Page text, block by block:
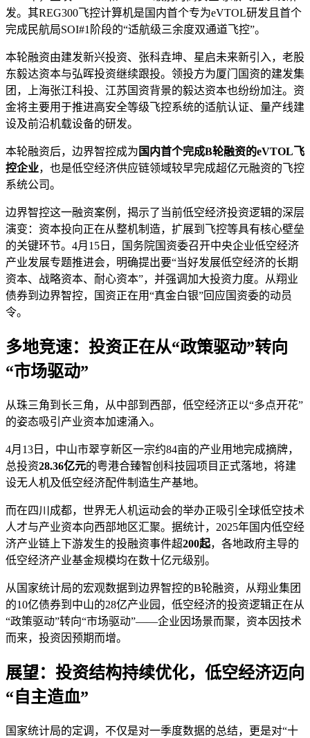
发。其REG300飞控计算机是国内首个专为eVTOL研发且首个
完成民航局SOI#1阶段的“适航级三余度双通道飞控”。
本轮融资由建发新兴投资、张科垚坤、星启未来新引入，老股
东毅达资本与弘晖投资继续跟投。领投方为厦门国资的建发集
团，上海张江科投、江苏国资背景的毅达资本也纷纷加注。资
金将主要用于推进高安全等级飞控系统的适航认证、量产线建
设及前沿机载设备的研发。
本轮融资后，边界智控成为 国内首个完成B轮融资的eVTOL飞
控企业，也是低空经济供应链领域较早完成超亿元融资的飞控
系统公司。
边界智控这一融资案例，揭示了当前低空经济投资逻辑的深层
演变：资本投向正在从整机制造，扩展到飞控等具有核心壁垒
的关键环节。4月15日，国务院国资委召开中央企业低空经济
产业发展专题推进会，明确提出要“当好发展低空经济的长期
资本、战略资本、耐心资本”，并强调加大投资力度。从翔业
债券到边界智控，国资正在用“真金白银”回应国资委的动员
令。
多地竞速：投资正在从“政策驱动”转向
“市场驱动”
从珠三角到长三角，从中部到西部，低空经济正以“多点开花”
的姿态吸引产业资本加速涌入。
4月13日，中山市翠亨新区一宗约84亩的产业用地完成摘牌，
总投资28.36亿元的粤港合臻智创科技园项目正式落地，将建
设无人机及低空经济配件制造生产基地。
而在四川成都，世界无人机运动会的举办正吸引全球低空技术
人才与产业资本向西部地区汇聚。据统计，2025年国内低空经
济产业链上下游发生的投融资事件超200起，各地政府主导的
低空经济产业基金规模均在数十亿元级别。
从国家统计局的宏观数据到边界智控的B轮融资，从翔业集团
的10亿债券到中山的28亿产业园，低空经济的投资逻辑正在从
“政策驱动”转向“市场驱动”——企业因场景而聚，资本因技术
而来，投资因预期而增。
展望：投资结构持续优化，低空经济迈向
“自主造血”
国家统计局的定调，不仅是对一季度数据的总结，更是对“十